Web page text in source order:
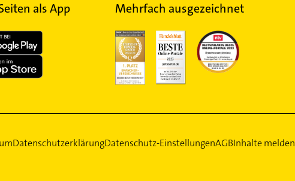
als App Mehrfach ausgezeichnet
DatenschutzerklärungDatenschutz-EinstellungenAGBInhalte melden